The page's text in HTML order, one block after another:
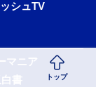
シュTV
マニア
書
トップ